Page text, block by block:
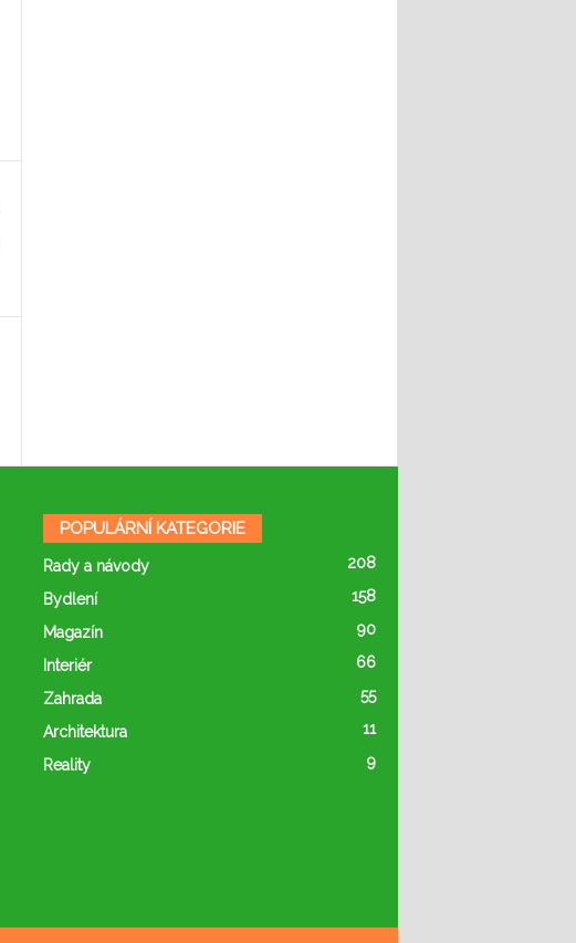
POPULÁRNÍ KATEGORIE
Rady a návody 208
Bydlení 158
Magazín 90
Interiér 66
Zahrada 55
Architektura 11
Reality 9